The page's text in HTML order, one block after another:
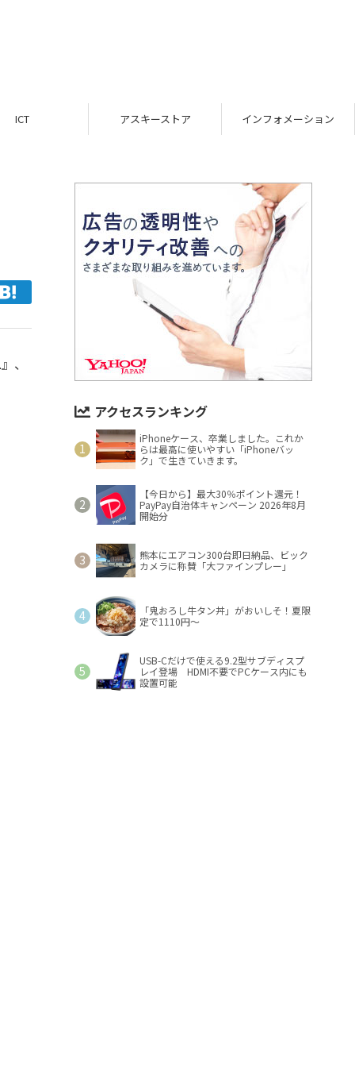
ICT アスキーストア インフォメーション
』、
アクセスランキング
iPhoneケース、卒業しました。これか
らは最高に使いやすい「iPhoneバッ
ク」で生きていきます。
【今日から】最大30％ポイント還元！
PayPay自治体キャンペーン 2026年8月
開始分
熊本にエアコン300台即日納品、ビック
カメラに称賛「大ファインプレー」
「鬼おろし牛タン丼」がおいしそ！夏限
定で1110円～
USB-Cだけで使える9.2型サブディスプ
レイ登場 HDMI不要でPCケース内にも
設置可能